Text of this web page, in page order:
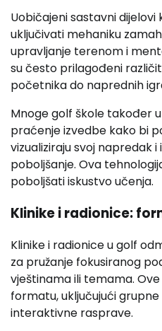
Uobičajeni sastavni dijelovi
uključivati mehaniku
upravljanje terenom i
su često prilagođeni
početnika do naprednih
Mnoge golf škole također
praćenje izvedbe kako bi
vizualiziraju svoj napredak
poboljšanje. Ova
poboljšati iskustvo učenja.
Klinike i radionice:
Klinike i radionice u golf
za pružanje fokusiranog
vještinama ili temama.
formatu, uključujući
interaktivne rasprave.